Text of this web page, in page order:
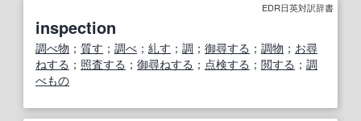
EDR日英対訳辞書
inspection
調べ物 ； 質す ； 調べ ； 糺す ； 調 ； 御尋する ； 調物 ； お尋
ねする ； 照査する ； 御尋ねする ； 点検する ； 閲する ； 調
べもの